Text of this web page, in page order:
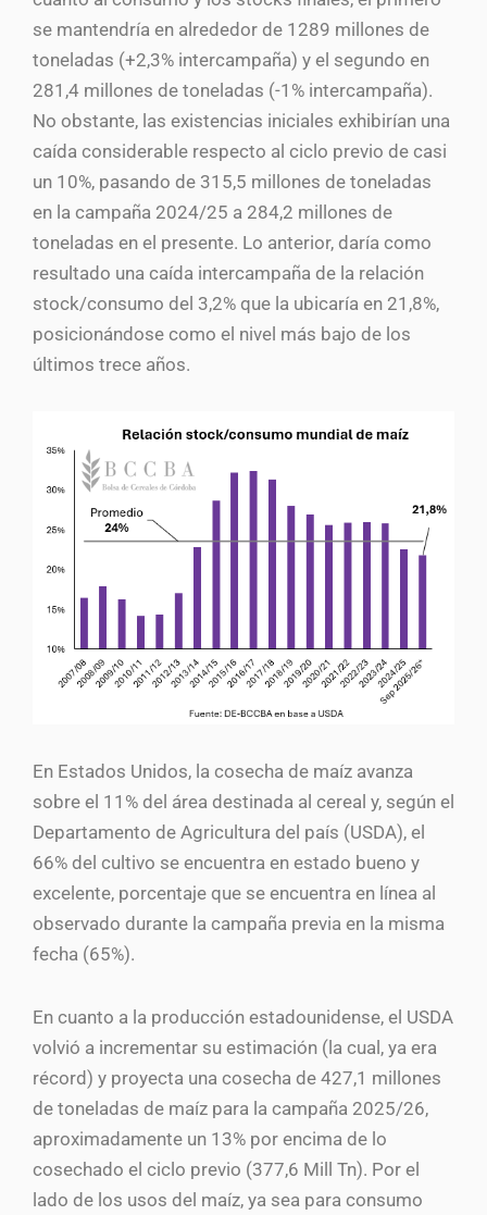
se mantendría en alrededor de 1289 millones de
toneladas (+2,3% intercampaña) y el segundo en
281,4 millones de toneladas (-1% intercampaña).
No obstante, las existencias iniciales exhibirían una
caída considerable respecto al ciclo previo de casi
un 10%, pasando de 315,5 millones de toneladas
en la campaña 2024/25 a 284,2 millones de
toneladas en el presente. Lo anterior, daría como
resultado una caída intercampaña de la relación
stock/consumo del 3,2% que la ubicaría en 21,8%,
posicionándose como el nivel más bajo de los
últimos trece años.
En Estados Unidos, la cosecha de maíz avanza
sobre el 11% del área destinada al cereal y, según el
Departamento de Agricultura del país (USDA), el
66% del cultivo se encuentra en estado bueno y
excelente, porcentaje que se encuentra en línea al
observado durante la campaña previa en la misma
fecha (65%).
En cuanto a la producción estadounidense, el USDA
volvió a incrementar su estimación (la cual, ya era
récord) y proyecta una cosecha de 427,1 millones
de toneladas de maíz para la campaña 2025/26,
aproximadamente un 13% por encima de lo
cosechado el ciclo previo (377,6 Mill Tn). Por el
lado de los usos del maíz, ya sea para consumo